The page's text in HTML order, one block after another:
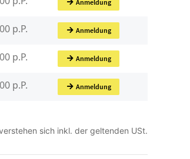
sich inkl. der geltenden USt.